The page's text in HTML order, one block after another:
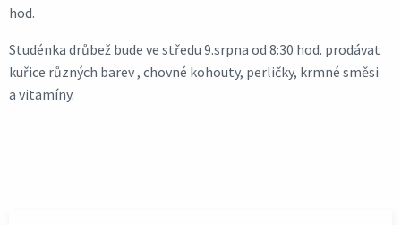
hod.
Studénka drůbež bude ve středu 9.srpna od 8:30 hod. prodávat
kuřice různých barev , chovné kohouty, perličky, krmné směsi
a vitamíny.